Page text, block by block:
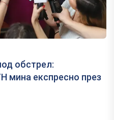
обстрел:
мина експресно през